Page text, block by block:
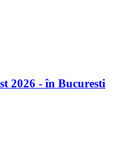
2026 - în Bucuresti